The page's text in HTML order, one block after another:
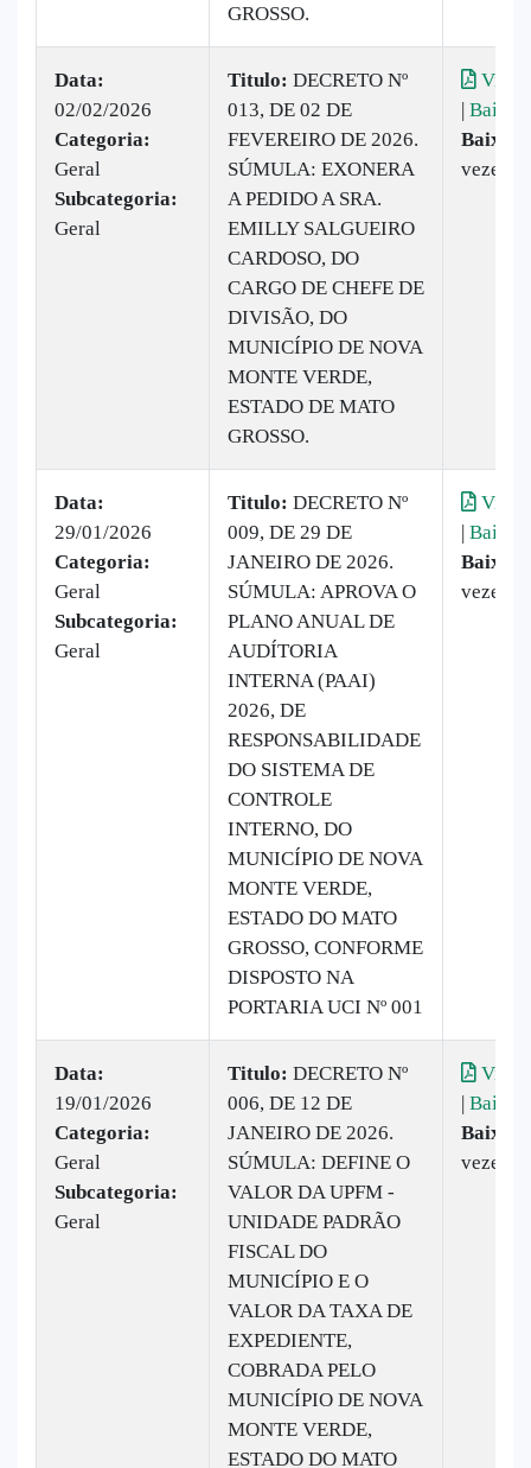
GROSSO.
Data:
02/02/2026
Categoria:
Geral
Subcategoria:
Geral
Titulo: DECRETO Nº
013, DE 02 DE
FEVEREIRO DE 2026.
SÚMULA: EXONERA
A PEDIDO A SRA.
EMILLY SALGUEIRO
CARDOSO, DO
CARGO DE CHEFE DE
DIVISÃO, DO
MUNICÍPIO DE NOVA
MONTE VERDE,
ESTADO DE MATO
GROSSO.
| Baixar
vezes
Data:
29/01/2026
Categoria:
Geral
Subcategoria:
Geral
Titulo: DECRETO Nº
009, DE 29 DE
JANEIRO DE 2026.
SÚMULA: APROVA O
PLANO ANUAL DE
AUDÍTORIA
INTERNA (PAAI)
2026, DE
RESPONSABILIDADE
DO SISTEMA DE
CONTROLE
INTERNO, DO
MUNICÍPIO DE NOVA
MONTE VERDE,
ESTADO DO MATO
GROSSO, CONFORME
DISPOSTO NA
PORTARIA UCI Nº 001
| Baixar
vezes
Data:
19/01/2026
Categoria:
Geral
Subcategoria:
Geral
Titulo: DECRETO Nº
006, DE 12 DE
JANEIRO DE 2026.
SÚMULA: DEFINE O
VALOR DA UPFM -
UNIDADE PADRÃO
FISCAL DO
MUNICÍPIO E O
VALOR DA TAXA DE
EXPEDIENTE,
COBRADA PELO
MUNICÍPIO DE NOVA
MONTE VERDE,
ESTADO DO MATO
| Baixar
vezes